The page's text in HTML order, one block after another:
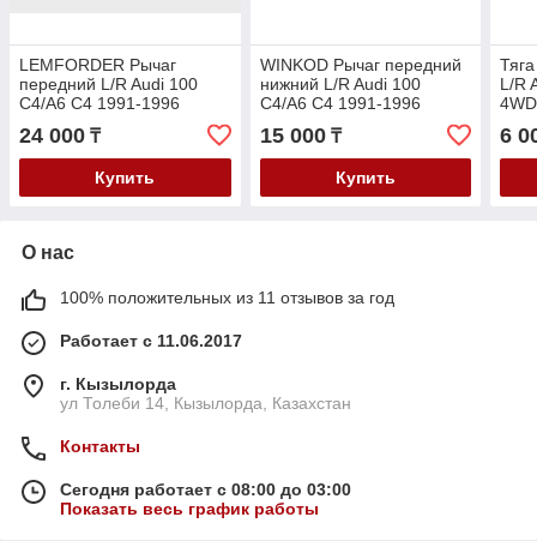
LEMFORDER Рычаг
передний L/R Audi 100
C4/A6 C4 1991-1996
24 000 ₸
Купить
WINKOD Рычаг передний
нижний L/R Audi 100
C4/A6 C4 1991-1996
15 000₸
Купить
L/R
6
О нас
100% положительных из 11 отзывов за год
Работает с 11.06.2017
г. Кызылорда
ул Толеби 14, Кызылорда, Казахстан
Контакты
Сегодня работает с 08:00 до 03:00
Показать весь график работы